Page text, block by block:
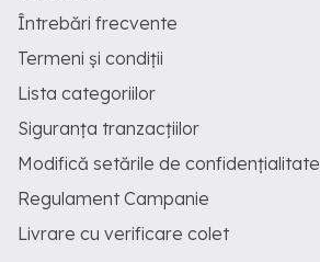
Întrebări frecvente
Termeni și condiții
Lista categoriilor
Siguranța tranzacțiilor
Modifică setările de confidențialitate
Regulament Campanie
Livrare cu verificare colet